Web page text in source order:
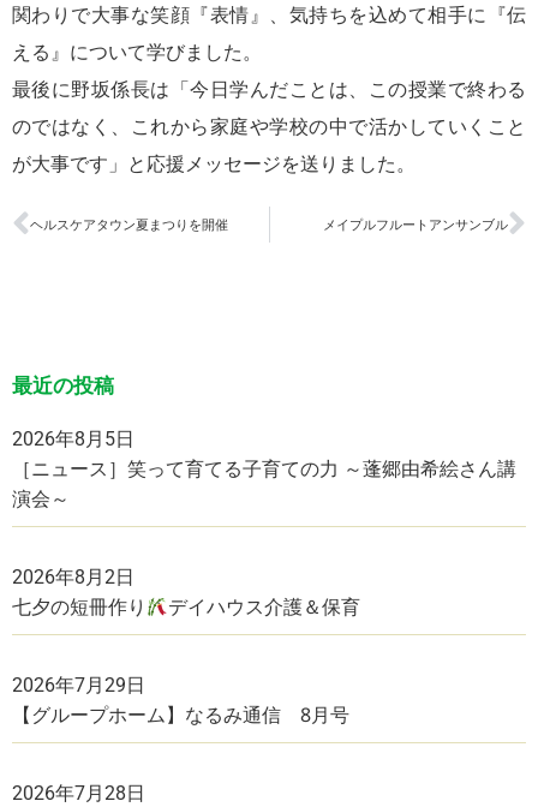
関わりで大事な笑顔『表情』、気持ちを込めて相手に『伝
える』について学びました。
最後に野坂係長は「今日学んだことは、この授業で終わる
のではなく、これから家庭や学校の中で活かしていくこと
が大事です」と応援メッセージを送りました。
ヘルスケアタウン夏まつりを開催 メイプルフルートアンサンブル
最近の投稿
2026年8月5日
［ニュース］笑って育てる子育ての力 ～蓬郷由希絵さん講
演会～
2026年8月2日
七夕の短冊作り デイハウス介護＆保育
2026年7月29日
【グループホーム】なるみ通信 8月号
2026年7月28日